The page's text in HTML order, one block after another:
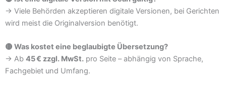
→ Viele Behörden akzeptieren digitale Versionen, bei Gerichten
wird meist die Originalversion benötigt.
🟡 Was kostet eine beglaubigte Übersetzung?
→ Ab 45 € zzgl. MwSt. pro Seite – abhängig von Sprache,
Fachgebiet und Umfang.